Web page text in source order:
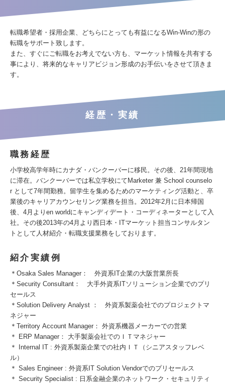
転職希望者・採用企業、どちらにとっても有益になるWin-Winの形の
転職をサポート致します。
また、すぐにご転職をお考えでない方も、マーケット情報を共有する
事により、将来的なキャリアビジョン形成のお手伝いをさせて頂きま
す。
経歴・実績
職務経歴
小学校高学年時にカナダ・バンクーバーに移民。その後、21年間現地
に滞在。バンクーバーでは私立学校にてMarketer 兼 School counselo
r として7年間勤務。留学生を集めるためのマーケティング活動と、卒
業後のキャリアカウンセリング業務を担当。2012年2月に日本帰国
後、4月よりen worldにキャンディデート・コーディネーターとして入
社。その後2013年の4月より西日本・ITマーケット担当コンサルタン
トとして人材紹介・転職支援業務をしております。
紹介実績例
＊Osaka Sales Manager： 外資系IT企業の大阪営業所長
＊Security Consultant： 大手外資系ITソリューション企業でのプリ
セールス
＊Solution Delivery Analyst ： 外資系製薬会社でのプロジェクトマ
ネジャー
＊Territory Account Manager： 外資系機器メーカーでの営業
＊ ERP Manager： 大手製薬会社でのＩＴマネジャー
＊ Internal IT : 外資系製薬企業での社内ＩＴ（シニアスタッフレベ
ル）
＊ Sales Engineer : 外資系IT Solution Vendorでのプリセールス
＊ Security Specialist : 日系金融企業のネットワーク・セキュリティ